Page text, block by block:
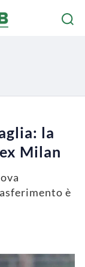
la
Milan
è